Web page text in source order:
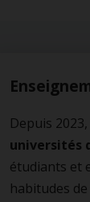
Depuis 2023,
universités
étudiants et
habitudes